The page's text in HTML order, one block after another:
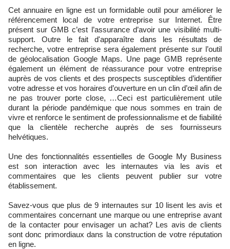
Cet annuaire en ligne est un formidable outil pour améliorer le
référencement local de votre entreprise sur Internet. Être
présent sur GMB c’est l’assurance d’avoir une visibilité multi-
support. Outre le fait d'apparaître dans les résultats de
recherche, votre entreprise sera également présente sur l’outil
de géolocalisation Google Maps. Une page GMB représente
également un élément de réassurance pour votre entreprise
auprès de vos clients et des prospects susceptibles d’identifier
votre adresse et vos horaires d’ouverture en un clin d’œil afin de
ne pas trouver porte close, …Ceci est particulièrement utile
durant la période pandémique que nous sommes en train de
vivre et renforce le sentiment de professionnalisme et de fiabilité
que la clientèle recherche auprès de ses fournisseurs
helvétiques.
Une des fonctionnalités essentielles de Google My Business
est son interaction avec les internautes via les avis et
commentaires que les clients peuvent publier sur votre
établissement.
Savez-vous que plus de 9 internautes sur 10 lisent les avis et
commentaires concernant une marque ou une entreprise avant
de la contacter pour envisager un achat? Les avis de clients
sont donc primordiaux dans la construction de votre réputation
en ligne.